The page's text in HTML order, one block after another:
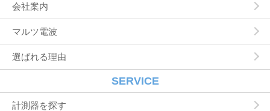
の代金などに関する情報を表示する目的
アドレスを利用する場合やユーザーに商品を送
名や住所などの連絡先情報を利用する目的
ユーザーの本人確認を行うために，氏名，生年
月日，住所，電話番号，銀行口座番号，クレジ
会社案内
マルツ電波
選ばれる理由
SERVICE
計測器を探す